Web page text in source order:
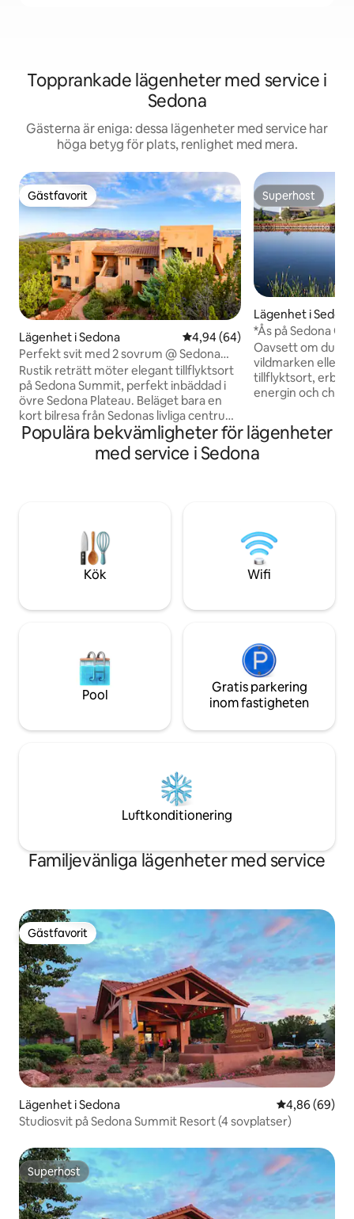
Topprankade lägenheter med service i
Sedona
Gästerna är eniga: dessa lägenheter med service har
höga betyg för plats, renlighet med mera.
Gästfavorit
Gästfavorit
Lägenhet i Sedona 4,94 av 5 i genomsnittligt
4,94 (64)
Perfekt svit med 2 sovrum @ Sedona
Resort! Sovplatser 6!
Rustik reträtt möter elegant tillflyktsort
på Sedona Summit, perfekt inbäddad i
övre Sedona Plateau. Beläget bara en
kort bilresa från Sedonas livliga centrum.
• Gäst som checkar in måste vara 21 år
eller äldre med giltig ID-handling. •
Gästen måste ha ett betal-/kreditkort
Observera att WiFi och mobiltäckning är
begränsad i Sedona. Rekommenderas
inte att bo om du behöver starka
anslutningar till jobbet.
Superhost
Superhost
Lägenhet i
*Ås på Sedona
rymmer 4
Oavsett om du
vildmarken eller
tillflyktsort,
energin och
Ridge on Sedona
majestätiskt upp
och har rymligt
semesterorten
Sedonas
eller Jeep-tur.
Populära bekvämligheter för lägenheter
med service i Sedona
Kök Wifi
Pool
Gratis parkering
inom fastigheten
Luftkonditionering
Familjevänliga lägenheter med service
Gästfavorit
Gästfavorit
Lägenhet i Sedona 4,86 av 5 i
4,86 (69)
Studiosvit på Sedona Summit Resort (4 sovplatser)
Superhost
Superhost